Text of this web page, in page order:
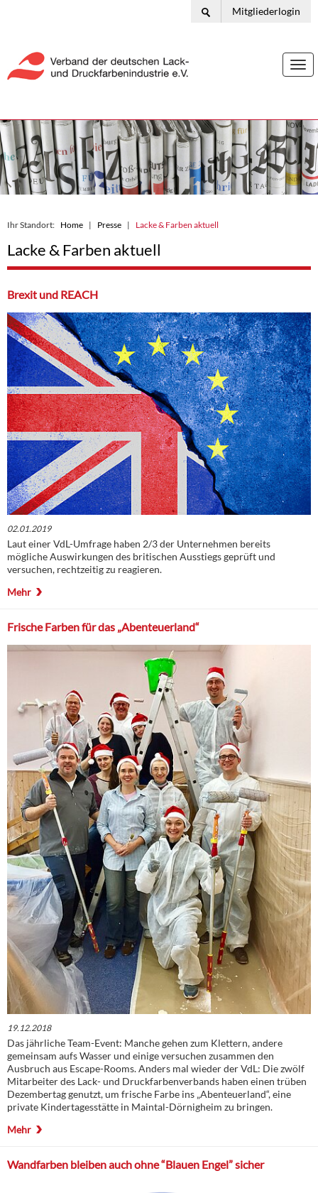
Mitgliederlogin
Ihr Standort: Home Presse Lacke & Farben aktuell
Lacke & Farben aktuell
Brexit und REACH
02.01.2019
Laut einer VdL-Umfrage haben 2/3 der Unternehmen bereits
mögliche Auswirkungen des britischen Ausstiegs geprüft und
versuchen, rechtzeitig zu reagieren.
Mehr
Frische Farben für das „Abenteuerland“
19.12.2018
Das jährliche Team-Event: Manche gehen zum Klettern, andere
gemeinsam aufs Wasser und einige versuchen zusammen den
Ausbruch aus Escape-Rooms. Anders mal wieder der VdL: Die zwölf
Mitarbeiter des Lack- und Druckfarbenverbands haben einen trüben
Dezembertag genutzt, um frische Farbe ins „Abenteuerland“, eine
private Kindertagesstätte in Maintal-Dörnigheim zu bringen.
Mehr
Wandfarben bleiben auch ohne “Blauen Engel” sicher